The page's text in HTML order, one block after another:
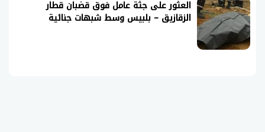
العثور على جثة عامل فوق قضبان قطار
الزقازيق – بلبيس وسط شبهات جنائية